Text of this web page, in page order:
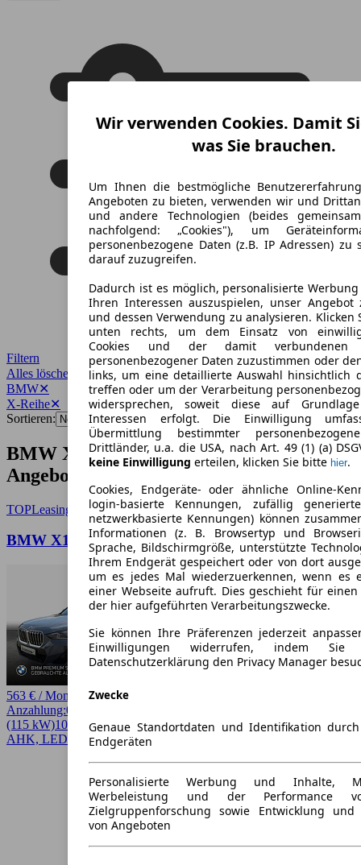
Wir verwenden Cookies. Damit
was Sie brauchen.
Um Ihnen die bestmögliche
Angeboten zu bieten, verwenden wir und
und andere Technologien (beides
nachfolgend: „Cookies"), um
personenbezogene Daten (z.B. IP Adressen) zu
darauf zuzugreifen.
Dadurch ist es möglich, personalisierte
Ihren Interessen auszuspielen, unser Angebot
und dessen Verwendung zu analysieren. Klicken
unten rechts, um dem Einsatz von
Cookies und der damit verbundenen
personenbezogener Daten zuzustimmen oder
links, um eine detaillierte Auswahl hinsichtlich
treffen oder um der Verarbeitung
widersprechen, soweit diese auf
Interessen erfolgt. Die Einwilligung
Übermittlung bestimmter
Drittländer, u.a. die USA, nach Art. 49 (1) (a)
keine Einwilligung erteilen, klicken Sie bitte hier.
Cookies, Endgeräte- oder ähnliche Online-
login-basierte Kennungen, zufällig
netzwerkbasierte Kennungen) können
Informationen (z. B. Browsertyp und
Sprache, Bildschirmgröße, unterstützte
Ihrem Endgerät gespeichert oder von dort
um es jedes Mal wiederzuerkennen, wenn es
einer Webseite aufruft. Dies geschieht für
der hier aufgeführten Verarbeitungszwecke.
Sie können Ihre Präferenzen jederzeit
Einwilligungen widerrufen, indem
Datenschutzerklärung den Privacy Manager
Zwecke
Genaue Standortdaten und Identifikation
Endgeräten
Personalisierte Werbung und Inhalte,
Werbeleistung und der Performance
Zielgruppenforschung sowie Entwicklung und
von Angeboten
Filtern
Alles löschen
BMW✕
X-Reihe✕
Sortieren:
BMW X-Reihe Gebrauchtwagen-
Angebote
TOPLeasing
BMW X1 sDrive20i Aut., AHK, MSport, SHZ, LED
563 € / Monat
Anzahlung:0,00 €
(115 kW)10.200 kmEZ 07/2025AutomatikSUV / Pickup4 Türen
AHK, LED